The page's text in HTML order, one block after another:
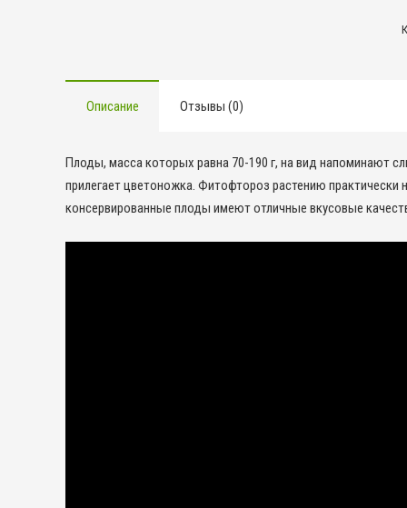
Описание Отзывы (0)
Плоды, масса которых равна 70-190 г, на вид напоминают
прилегает цветоножка. Фитофтороз растению практически
консервированные плоды имеют отличные вкусовые